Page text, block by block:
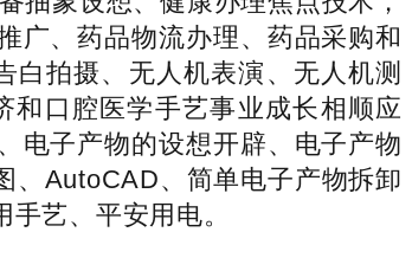
广、药品物流办理、药品采购和
拍摄、无人机表演、无人机测
和口腔医学手艺事业成长相顺应
电子产物的设想开辟、电子产物
、AutoCAD、简单电子产物拆卸
艺、平安用电。